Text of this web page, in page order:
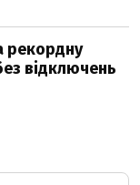
рекордну
відключень